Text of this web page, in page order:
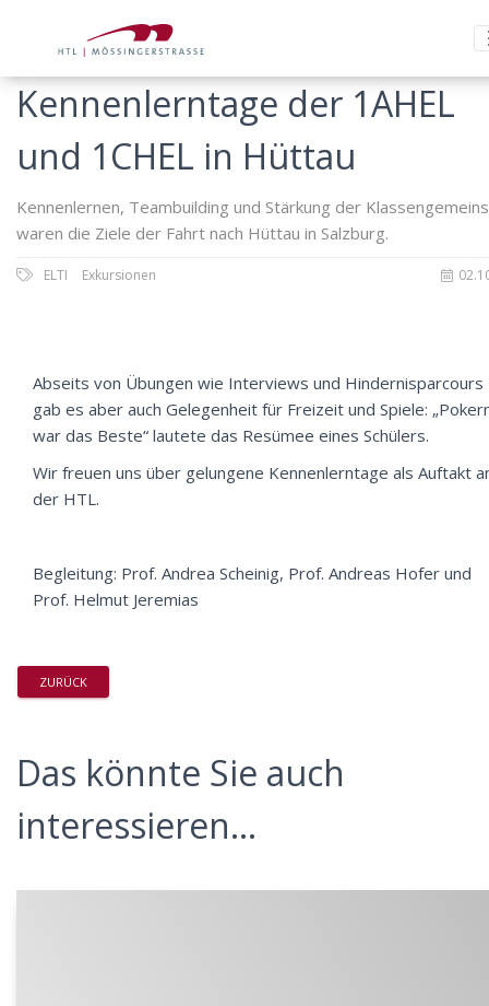
Kennenlerntage der 1AHEL
und 1CHEL in Hüttau
Kennenlernen, Teambuilding und Stärkung der
waren die Ziele der Fahrt nach Hüttau in Salzburg.
ELTI Exkursionen
Abseits von Übungen wie Interviews und Hindernisparcours
gab es aber auch Gelegenheit für Freizeit und Spiele:
war das Beste“ lautete das Resümee eines Schülers.
Wir freuen uns über gelungene Kennenlerntage als Auftakt
der HTL.
Begleitung: Prof. Andrea Scheinig, Prof. Andreas Hofer und
Prof. Helmut Jeremias
ZURÜCK
Das könnte Sie auch
interessieren...